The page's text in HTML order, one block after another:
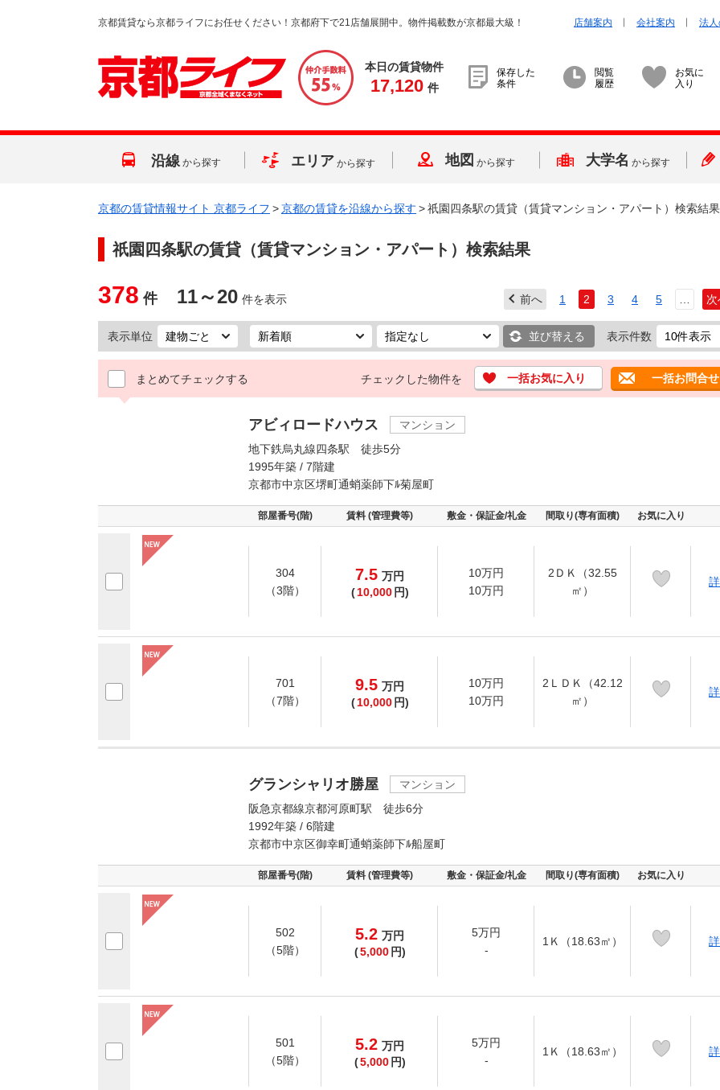
京都賃貸なら京都ライフにお任せください！京都府下で21店舗展開中。物件掲載数が京都最大級！ 店舗案内 会社案内 法
本日の賃貸物件
17,120 件
保存した
条件
閲覧
履歴
お気に
入り
沿線 から探す エリア から探す 地図 から探す 大学名 から探す
京都の賃貸情報サイト 京都ライフ >京都の賃貸を沿線から探す >祇園四条駅の賃貸（賃貸マンション・アパート）検索結果
祇園四条駅の賃貸（賃貸マンション・アパート）検索結果
378 件 11～20 件を表示 前へ 1 2 3 4 5
表示単位 並び替える 表示件数
まとめてチェックする チェックした物件を 一括お気に入り 一括お問合せ
アビィロードハウス
マンション
地下鉄烏丸線四条駅 徒歩5分
1995年築 / 7階建
京都市中京区堺町通蛸薬師下ﾙ菊屋町
部屋番号(階) 賃料 (管理費等) 敷金・保証金/礼金 間取り(専有面積) お気に入り
304
（3階）
7.5 万円
( 10,000 円)
10万円
10万円
2ＤＫ（32.55
㎡）
701
（7階）
9.5 万円
( 10,000 円)
10万円
10万円
2ＬＤＫ（42.12
㎡）
グランシャリオ勝屋
マンション
阪急京都線京都河原町駅 徒歩6分
1992年築 / 6階建
京都市中京区御幸町通蛸薬師下ﾙ船屋町
部屋番号(階) 賃料 (管理費等) 敷金・保証金/礼金 間取り(専有面積) お気に入り
502
（5階）
5.2 万円
(5,000 円)
5万円
-
1Ｋ（18.63㎡）
501
（5階）
5.2 万円
(5,000 円)
5万円
-
1Ｋ（18.63㎡）